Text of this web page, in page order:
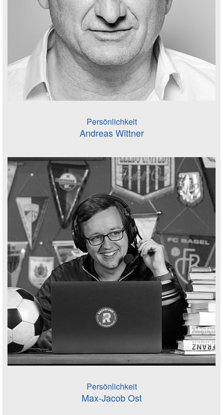
Persönlichkeit
Andreas Wittner
Persönlichkeit
Max-Jacob Ost